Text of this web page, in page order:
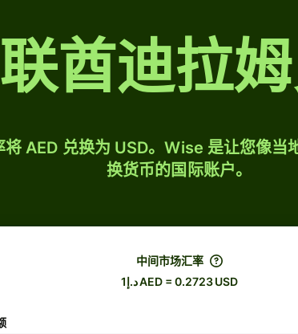
酋迪拉
AED 兑换为 USD。Wise 是让您像当
换货币的国际账户。
中间市场汇率
د.إ1 AED = 0.2723 USD